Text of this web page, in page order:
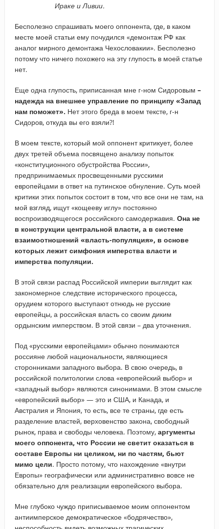
Ираке и Ливии.
Бесполезно спрашивать моего оппонента, где, в каком
месте моей статьи ему почудился «демонтаж РФ как
аналог мирного демонтажа Чехословакии». Бесполезно
потому что ничего похожего на эту глупость в моей статье
нет.
Еще одна глупость, приписанная мне г-ном Сидоровым –
надежда на внешнее управление по принципу «Запад
нам поможет». Нет этого бреда в моем тексте, г-н
Сидоров, откуда вы его взяли?!
В моем тексте, который мой оппонент критикует, более
двух третей объема посвящено анализу попыток
«конституционного обустройства России»,
предпринимаемых просвещенными русскими
европейцами в ответ на путинское обнуление. Суть моей
критики этих попыток состоит в том, что все они не там, на
мой взгляд, ищут «кощееву иглу» постоянно
воспроизводящегося российского самодержавия. Она не
в конструкции центральной власти, а в системе
взаимоотношений «власть-популяция», в основе
которых лежит симфония имперства власти и
имперства популяции.
В этой связи распад Российской империи выглядит как
закономерное следствие исторического процесса,
орудием которого выступают отнюдь не русские
европейцы, а российская власть со своим диким
ордынским имперством. В этой связи – два уточнения.
Под «русскими европейцами» обычно понимаются
россияне любой национальности, являющиеся
сторонниками западного выбора. В свою очередь, в
российской политологии слова «европейский выбор» и
«западный выбор» являются синонимами. В этом смысле
«европейский выбор» — это и США, и Канада, и
Австралия и Япония, то есть, все те страны, где есть
разделение властей, верховенство закона, свободный
рынок, права и свободы человека. Поэтому, аргументы
моего оппонента, что России не светит оказаться в
составе Европы ни целиком, ни по частям, бьют
мимо цели. Просто потому, что нахождение «внутри
Европы» географически или административно вовсе не
обязательно для реализации европейского выбора.
Мне глубоко чуждо приписываемое моим оппонентом
антиимперское демократическое «бодрячество»,